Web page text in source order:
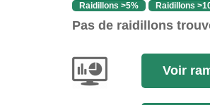
Raidillons >5% Raidillons
Pas de raidillons
Voir